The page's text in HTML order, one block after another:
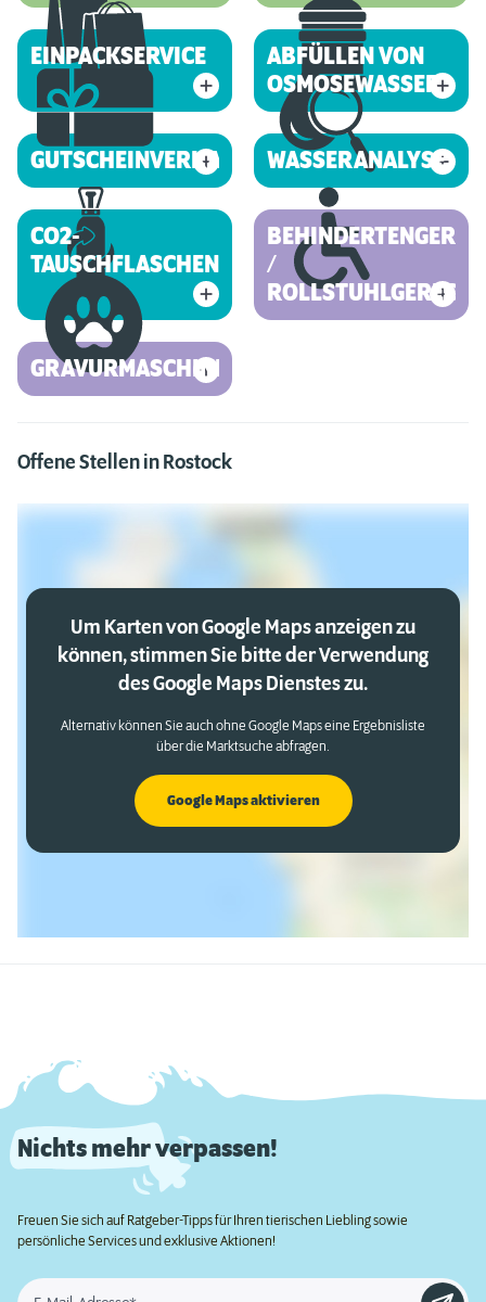
EINPACKSERVICE
ABFÜLLEN VON
OSMOSEWASSER
GUTSCHEINVERKAUF WASSERANALYSE
CO2-
TAUSCHFLASCHEN
/
ROLLSTUHLGERECHT
GRAVURMASCHINE
Offene Stellen in Rostock
Um Karten von Google Maps anzeigen zu
können, stimmen Sie bitte der Verwendung
des Google Maps Dienstes zu.
Alternativ können Sie auch ohne Google Maps eine Ergebnisliste
über die Marktsuche abfragen.
Google Maps aktivieren
Nichts mehr verpassen!
Freuen Sie sich auf Ratgeber-Tipps für Ihren tierischen Liebling sowie
persönliche Services und exklusive Aktionen!